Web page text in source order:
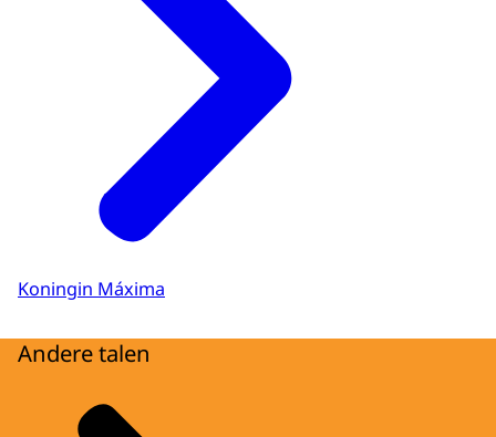
Koningin Máxima
Andere talen